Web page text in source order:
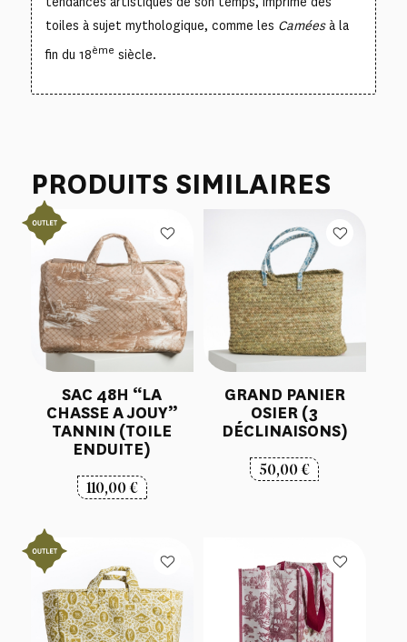
toiles à sujet mythologique, comme les Caméesà la
fin du 18ème siècle.
PRODUITS SIMILAIRES
SAC 48H “LA
CHASSE A JOUY”
TANNIN (TOILE
ENDUITE)
110,00€
GRAND PANIER
OSIER (3
DÉCLINAISONS)
50,00€